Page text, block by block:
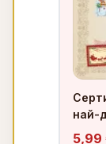
най-
5,99